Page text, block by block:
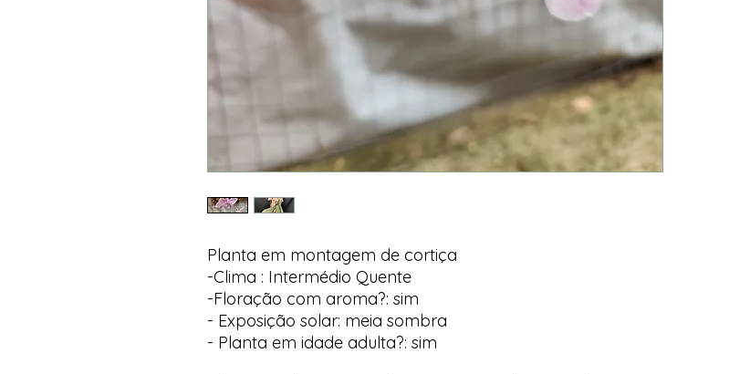
Planta em montagem de cortiça
-Clima : Intermédio Quente
-Floração com aroma?: sim
- Exposição solar: meia sombra
- Planta em idade adulta?: sim